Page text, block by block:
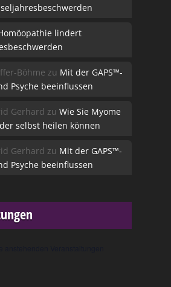
lindert
Böhme zu Mit der GAPS™-
Psyche beeinflussen
Gerhard zu Wie Sie Myome
selbst heilen können
Gerhard zu Mit der GAPS™-
Psyche beeinflussen